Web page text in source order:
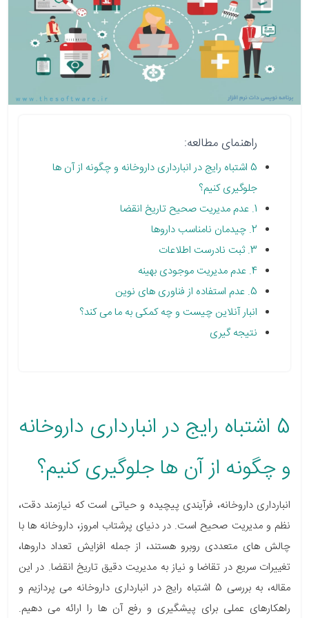
راهنمای مطالعه:
5 اشتباه رایج در انبارداری داروخانه و چگونه از آن ها
جلوگیری کنیم؟
1. عدم مدیریت صحیح تاریخ انقضا
2. چیدمان نامناسب داروها
3. ثبت نادرست اطلاعات
4. عدم مدیریت موجودی بهینه
5. عدم استفاده از فناوری های نوین
انبار آنلاین چیست و چه کمکی به ما می کند؟
نتیجه گیری
5 اشتباه رایج در انبارداری داروخانه
و چگونه از آن ها جلوگیری کنیم؟
انبارداری داروخانه، فرآیندی پیچیده و حیاتی است که نیازمند دقت،
نظم و مدیریت صحیح است. در دنیای پرشتاب امروز، داروخانه ها با
چالش های متعددی روبرو هستند، از جمله افزایش تعداد داروها،
تغییرات سریع در تقاضا و نیاز به مدیریت دقیق تاریخ انقضا. در این
مقاله، به بررسی 5 اشتباه رایج در انبارداری داروخانه می پردازیم و
راهکارهای عملی برای پیشگیری و رفع آن ها را ارائه می دهیم.